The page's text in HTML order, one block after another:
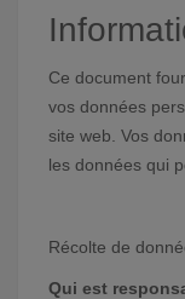
Ce document
vos données
site web. Vos
les données qui
Récolte de
Qui est